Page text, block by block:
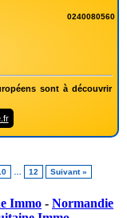
0240080560
sont à découvrir
… 12 Suivant »
Immo - Normandie